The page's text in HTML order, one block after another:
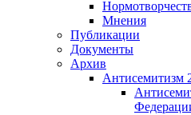
Мнения
Публикации
Документы
Архив
Антисемитизм